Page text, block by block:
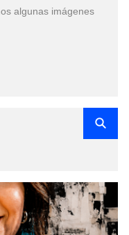
algunas imágenes